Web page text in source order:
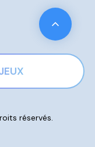
réservés.